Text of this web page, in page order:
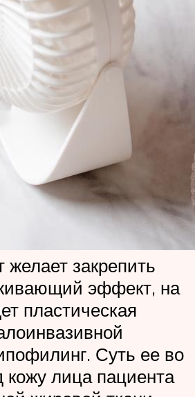
желает закрепить
эффект, на
пластическая
Суть ее во
кожу лица пациента